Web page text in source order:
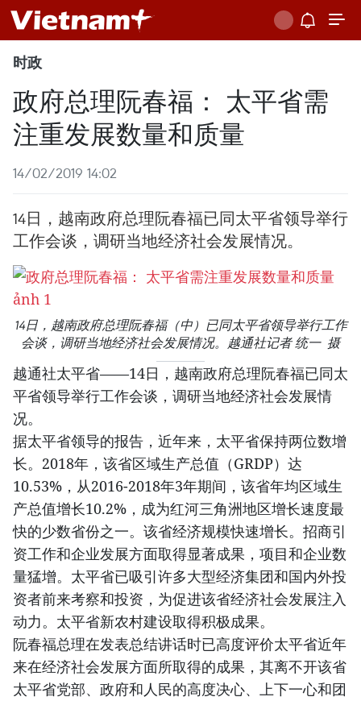
时政
政府总理阮春福： 太平省需
注重发展数量和质量
14/02/2019 14:02
14日，越南政府总理阮春福已同太平省领导举行
工作会谈，调研当地经济社会发展情况。
14日，越南政府总理阮春福（中）已同太平省领导举行工作
会谈，调研当地经济社会发展情况。越通社记者 统一 摄
越通社太平省——14日，越南政府总理阮春福已同太
平省领导举行工作会谈，调研当地经济社会发展情
况。
据太平省领导的报告，近年来，太平省保持两位数增
长。2018年，该省区域生产总值（GRDP）达
10.53%，从2016-2018年3年期间，该省年均区域生
产总值增长10.2%，成为红河三角洲地区增长速度最
快的少数省份之一。该省经济规模快速增长。招商引
资工作和企业发展方面取得显著成果，项目和企业数
量猛增。太平省已吸引许多大型经济集团和国内外投
资者前来考察和投资，为促进该省经济社会发展注入
动力。太平省新农村建设取得积极成果。
阮春福总理在发表总结讲话时已高度评价太平省近年
来在经济社会发展方面所取得的成果，其离不开该省
太平省党部、政府和人民的高度决心、上下一心和团